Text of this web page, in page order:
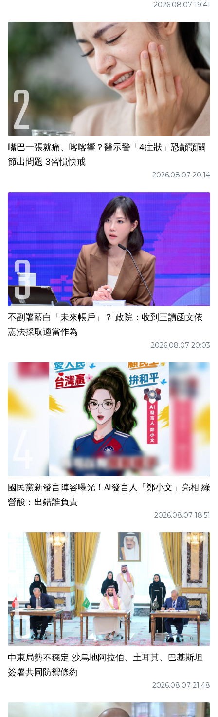
2026.08.07 19:41
嘴巴一張就痛、喀喀響？醫示警「4症狀」恐顳顎關
節出問題 3習慣快戒
2026.08.07 20:14
不副署藍白「未來帳戶」？ 政院：收到三讀函文依
憲法採取適當作為
2026.08.07 20:03
國民黨新發言陣容曝光！AI發言人「鄭小文」亮相 綠
營酸：出錯誰負責
2026.08.07 18:51
中東局勢不穩定 沙烏地阿拉伯、土耳其、巴基斯坦
簽署共同防禦條約
2026.08.07 21:48